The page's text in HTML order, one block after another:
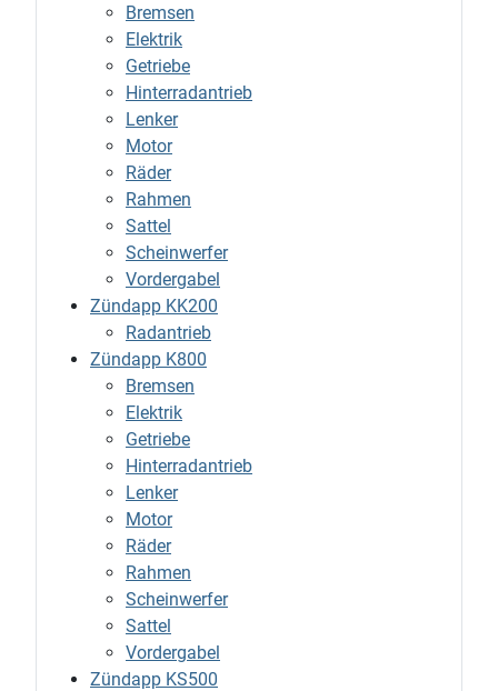
Bremsen
Elektrik
Getriebe
Hinterradantrieb
Lenker
Motor
Räder
Rahmen
Sattel
Scheinwerfer
Vordergabel
Zündapp KK200
Radantrieb
Zündapp K800
Bremsen
Elektrik
Getriebe
Hinterradantrieb
Lenker
Motor
Räder
Rahmen
Scheinwerfer
Sattel
Vordergabel
Zündapp KS500